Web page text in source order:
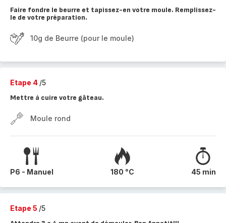
Faire fondre le beurre et tapissez-en votre moule. Remplissez-
le de votre préparation.
10g de Beurre (pour le moule)
Etape 4 /5
Mettre à cuire votre gâteau.
Moule rond
P6 - Manuel 180 °C 45 min
Etape 5 /5